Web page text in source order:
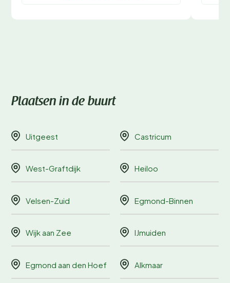
Plaatsen in de buurt
Uitgeest Castricum
West-Graftdijk Heiloo
Velsen-Zuid Egmond-Binnen
Wijk aan Zee IJmuiden
Egmond aan den Hoef Alkmaar